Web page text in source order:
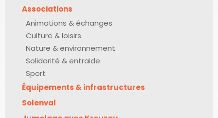
Associations
Animations & échanges
Culture & loisirs
Nature & environnement
Solidarité & entraide
Sport
Équipements & infrastructures
Solenval